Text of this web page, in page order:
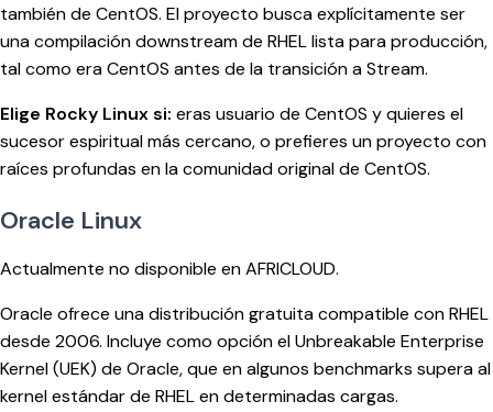
también de CentOS. El proyecto busca explícitamente ser
una compilación downstream de RHEL lista para producción,
tal como era CentOS antes de la transición a Stream.
Elige Rocky Linux si: eras usuario de CentOS y quieres el
sucesor espiritual más cercano, o prefieres un proyecto con
raíces profundas en la comunidad original de CentOS.
Oracle Linux
Actualmente no disponible en AFRICLOUD.
Oracle ofrece una distribución gratuita compatible con RHEL
desde 2006. Incluye como opción el Unbreakable Enterprise
Kernel (UEK) de Oracle, que en algunos benchmarks supera al
kernel estándar de RHEL en determinadas cargas.